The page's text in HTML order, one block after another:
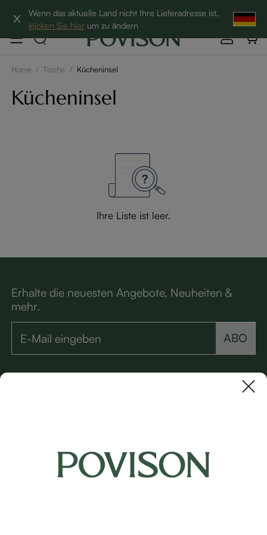
Wenn das aktuelle Land nicht Ihre Lieferadresse ist,
klicken Sie hierum zu ändern
Hottest Bundles| 12% Auf Beliebte Bundles→
Home / Tische / Kücheninsel
Kücheninsel
Ihre Liste ist leer.
Erhalte die neuesten Angebote, Neuheiten &
mehr.
ABO